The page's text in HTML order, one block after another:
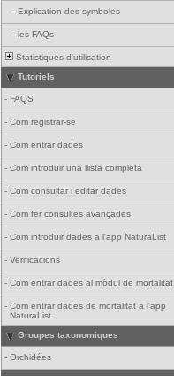
- Explication des symboles
- les FAQs
Statistiques d'utilisation
Tutoriels
- FAQS
- Com registrar-se
- Com entrar dades
- Com introduir una llista completa
- Com consultar i editar dades
- Com fer consultes avançades
- Com introduir dades a l'app NaturaList
- Verificacions
- Com entrar dades al mòdul de mortalitat
- Com entrar dades de mortalitat a l'app
NaturaList
Groupes taxonomiques
- Orchidées